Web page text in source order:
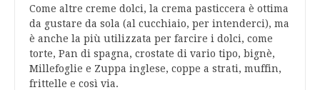
Come altre creme dolci, la crema pasticcera è ottima
da gustare da sola (al cucchiaio, per intenderci), ma
è anche la più utilizzata per farcire i dolci, come
torte, Pan di spagna, crostate di vario tipo, bignè,
Millefoglie e Zuppa inglese, coppe a strati, muffin,
frittelle e così via.